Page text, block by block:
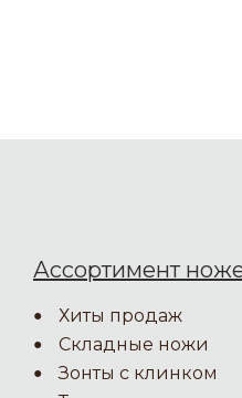
Ассортимент
Хиты продаж
Складные ножи
Зонты с клинком